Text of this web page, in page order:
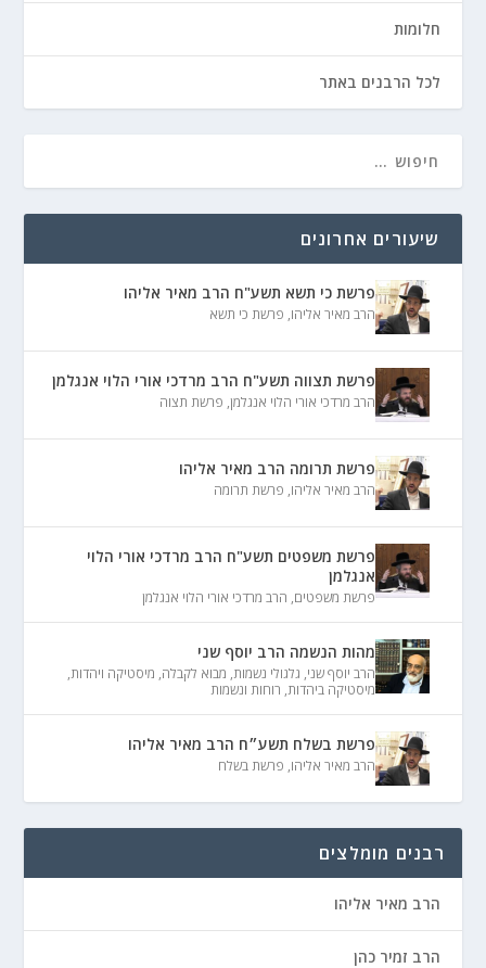
חלומות
לכל הרבנים באתר
שיעורים אחרונים
פרשת כי תשא תשע"ח הרב מאיר אליהו
הרב מאיר אליהו, פרשת כי תשא
פרשת תצווה תשע"ח הרב מרדכי אורי הלוי אנגלמן
הרב מרדכי אורי הלוי אנגלמן, פרשת תצוה
פרשת תרומה הרב מאיר אליהו
הרב מאיר אליהו, פרשת תרומה
פרשת משפטים תשע"ח הרב מרדכי אורי הלוי
אנגלמן
פרשת משפטים, הרב מרדכי אורי הלוי אנגלמן
מהות הנשמה הרב יוסף שני
הרב יוסף שני, גלגולי נשמות, מבוא לקבלה, מיסטיקה ויהדות,
מיסטיקה ביהדות, רוחות ונשמות
פרשת בשלח תשע״ח הרב מאיר אליהו
הרב מאיר אליהו, פרשת בשלח
רבנים מומלצים
הרב מאיר אליהו
הרב זמיר כהן